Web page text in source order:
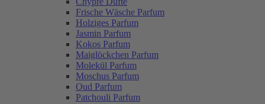
Frische Wäsche Parfum
Holziges Parfum
Jasmin Parfum
Kokos Parfum
Maiglöckchen Parfum
Molekül Parfum
Moschus Parfum
Oud Parfum
Patchouli Parfum